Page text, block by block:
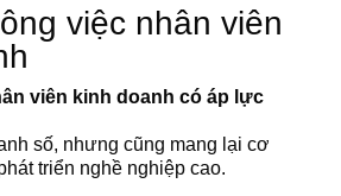
việc nhân viên
viên kinh doanh có áp lực
số, nhưng cũng mang lại cơ
triển nghề nghiệp cao.